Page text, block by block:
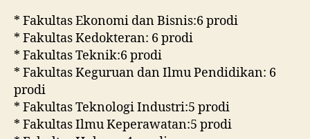
* Fakultas Ekonomi dan Bisnis:6 prodi
* Fakultas Kedokteran: 6 prodi
* Fakultas Teknik:6 prodi
* Fakultas Keguruan dan Ilmu Pendidikan: 6
prodi
* Fakultas Teknologi Industri:5 prodi
* Fakultas Ilmu Keperawatan:5 prodi